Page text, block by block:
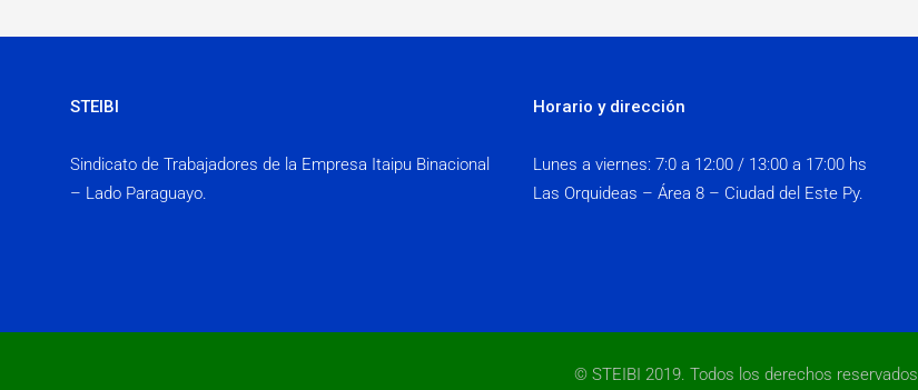
STEIBI
Sindicato de Trabajadores de la Empresa Itaipu Binacional
– Lado Paraguayo.
Horario y dirección
Lunes a viernes: 7:0 a 12:00 / 13:00 a 17:00 hs
Las Orquideas – Área 8 – Ciudad del Este Py.
© STEIBI 2019. Todos los derechos reservados.